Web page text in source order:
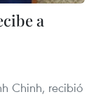
a
Chinh, recibió